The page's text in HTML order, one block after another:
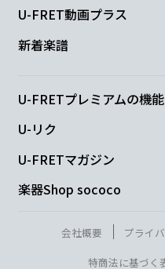
U-FRET動画プラス
新着楽譜
U-FRETプレミアムの機能
U-リク
U-FRETマガジン
楽器Shop sococo
会社概要 プライ
特商法に基づく